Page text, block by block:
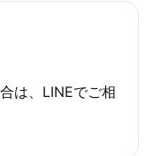
は、LINEでご相